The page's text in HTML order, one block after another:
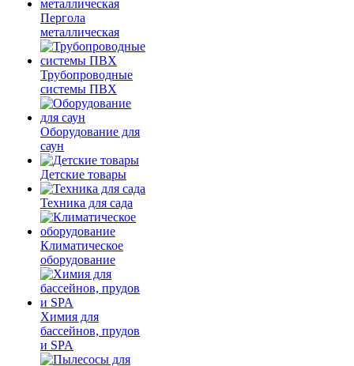
Пергола
металлическая
Трубопроводные
системы ПВХ
Оборудование для
саун
Детские товары
Техника для сада
Климатическое
оборудование
Химия для
бассейнов, прудов
и SPA